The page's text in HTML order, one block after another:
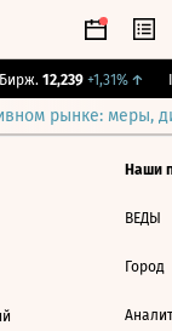
12,239 +1,31%↑
рынке: меры,
Наши
ВЕДЫ
Город